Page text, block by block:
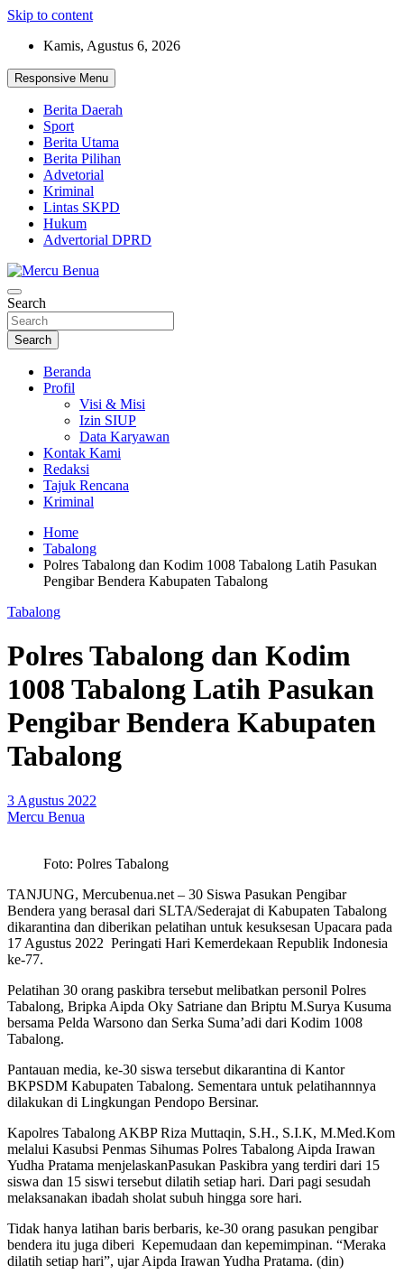
Skip to content
Kamis, Agustus 6, 2026
Responsive Menu
Berita Daerah
Sport
Berita Utama
Berita Pilihan
Advetorial
Kriminal
Lintas SKPD
Hukum
Advertorial DPRD
Mercu Benua
Suara Masyarakat Bawah
Search
Search
Beranda
Profil
Visi & Misi
Izin SIUP
Data Karyawan
Kontak Kami
Redaksi
Tajuk Rencana
Kriminal
Home
Tabalong
Polres Tabalong dan Kodim 1008 Tabalong Latih Pasukan
Pengibar Bendera Kabupaten Tabalong
Tabalong
Polres Tabalong dan Kodim
1008 Tabalong Latih Pasukan
Pengibar Bendera Kabupaten
Tabalong
3 Agustus 2022
Mercu Benua
Foto: Polres Tabalong
TANJUNG, Mercubenua.net – 30 Siswa Pasukan Pengibar
Bendera yang berasal dari SLTA/Sederajat di Kabupaten Tabalong
dikarantina dan diberikan pelatihan untuk kesuksesan Upacara pada
17 Agustus 2022 Peringati Hari Kemerdekaan Republik Indonesia
ke-77.
Pelatihan 30 orang paskibra tersebut melibatkan personil Polres
Tabalong, Bripka Aipda Oky Satriane dan Briptu M.Surya Kusuma
bersama Pelda Warsono dan Serka Suma’adi dari Kodim 1008
Tabalong.
Pantauan media, ke-30 siswa tersebut dikarantina di Kantor
BKPSDM Kabupaten Tabalong. Sementara untuk pelatihannnya
dilakukan di Lingkungan Pendopo Bersinar.
Kapolres Tabalong AKBP Riza Muttaqin, S.H., S.I.K, M.Med.Kom
melalui Kasubsi Penmas Sihumas Polres Tabalong Aipda Irawan
Yudha Pratama menjelaskanPasukan Paskibra yang terdiri dari 15
siswa dan 15 siswi tersebut dilatih setiap hari. Dari pagi sesudah
melaksanakan ibadah sholat subuh hingga sore hari.
Tidak hanya latihan baris berbaris, ke-30 orang pasukan pengibar
bendera itu juga diberi Kepemudaan dan kepemimpinan. “Meraka
dilatih setiap hari”, ujar Aipda Irawan Yudha Pratama. (din)